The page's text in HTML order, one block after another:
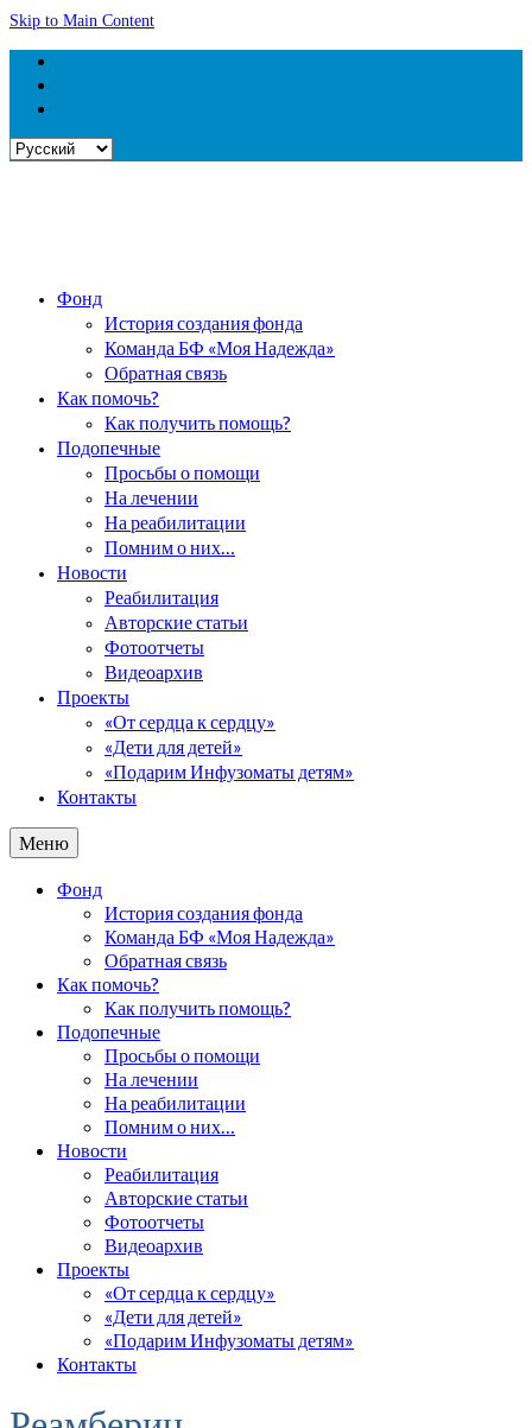
Skip to Main Content
Выбрать
Фонд
История создания фонда
Команда БФ «Моя Надежда»
Обратная связь
Как помочь?
Как получить помощь?
Подопечные
Просьбы о помощи
На лечении
На реабилитации
Помним о них…
Новости
Реабилитация
Авторские статьи
Фотоотчеты
Видеоархив
Проекты
«От сердца к сердцу»
«Дети для детей»
«Подарим Инфузоматы детям»
Контакты
Меню
Фонд
История создания фонда
Команда БФ «Моя Надежда»
Обратная связь
Как помочь?
Как получить помощь?
Подопечные
Просьбы о помощи
На лечении
На реабилитации
Помним о них…
Новости
Реабилитация
Авторские статьи
Фотоотчеты
Видеоархив
Проекты
«От сердца к сердцу»
«Дети для детей»
«Подарим Инфузоматы детям»
Контакты